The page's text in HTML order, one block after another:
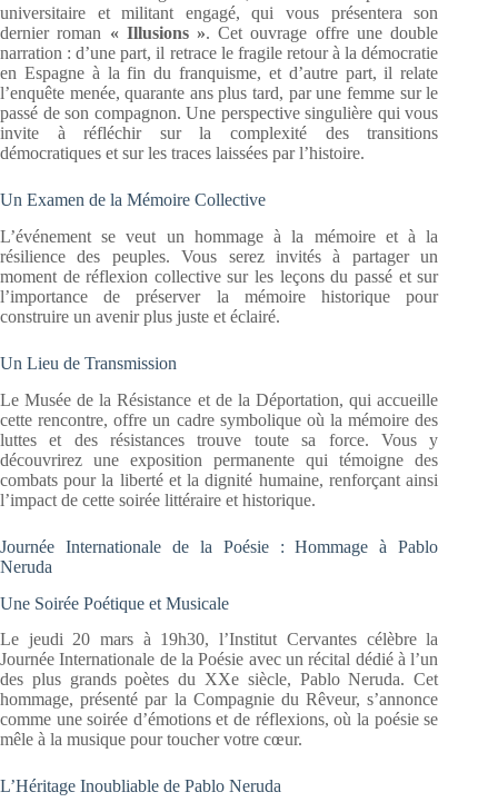
universitaire et militant engagé, qui vous présentera son
dernier roman « Illusions ». Cet ouvrage offre une double
narration : d’une part, il retrace le fragile retour à la démocratie
en Espagne à la fin du franquisme, et d’autre part, il relate
l’enquête menée, quarante ans plus tard, par une femme sur le
passé de son compagnon. Une perspective singulière qui vous
invite à réfléchir sur la complexité des transitions
démocratiques et sur les traces laissées par l’histoire.
Un Examen de la Mémoire Collective
L’événement se veut un hommage à la mémoire et à la
résilience des peuples. Vous serez invités à partager un
moment de réflexion collective sur les leçons du passé et sur
l’importance de préserver la mémoire historique pour
construire un avenir plus juste et éclairé.
Un Lieu de Transmission
Le Musée de la Résistance et de la Déportation, qui accueille
cette rencontre, offre un cadre symbolique où la mémoire des
luttes et des résistances trouve toute sa force. Vous y
découvrirez une exposition permanente qui témoigne des
combats pour la liberté et la dignité humaine, renforçant ainsi
l’impact de cette soirée littéraire et historique.
Journée Internationale de la Poésie : Hommage à Pablo
Neruda
Une Soirée Poétique et Musicale
Le jeudi 20 mars à 19h30, l’Institut Cervantes célèbre la
Journée Internationale de la Poésie avec un récital dédié à l’un
des plus grands poètes du XXe siècle, Pablo Neruda. Cet
hommage, présenté par la Compagnie du Rêveur, s’annonce
comme une soirée d’émotions et de réflexions, où la poésie se
mêle à la musique pour toucher votre cœur.
L’Héritage Inoubliable de Pablo Neruda